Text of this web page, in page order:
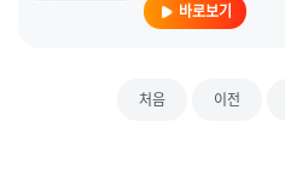
바로보기
처음 이전